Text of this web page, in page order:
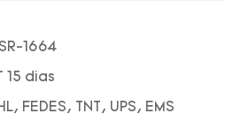
1664
15 dias
FEDES, TNT, UPS, EMS